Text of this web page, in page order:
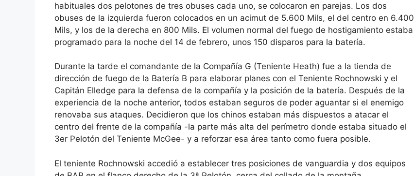
habituales dos pelotones de tres obuses cada uno, se colocaron en parejas. Los dos
obuses de la izquierda fueron colocados en un acimut de 5.600 Mils, el del centro en 6.400
Mils, y los de la derecha en 800 Mils. El volumen normal del fuego de hostigamiento estaba
programado para la noche del 14 de febrero, unos 150 disparos para la batería.
Durante la tarde el comandante de la Compañía G (Teniente Heath) fue a la tienda de
dirección de fuego de la Batería B para elaborar planes con el Teniente Rochnowski y el
Capitán Elledge para la defensa de la compañía y la posición de la batería. Después de la
experiencia de la noche anterior, todos estaban seguros de poder aguantar si el enemigo
renovaba sus ataques. Decidieron que los chinos estaban más dispuestos a atacar el
centro del frente de la compañía -la parte más alta del perímetro donde estaba situado el
3er Pelotón del Teniente McGee- y a reforzar esa área tanto como fuera posible.
El teniente Rochnowski accedió a establecer tres posiciones de vanguardia y dos equipos